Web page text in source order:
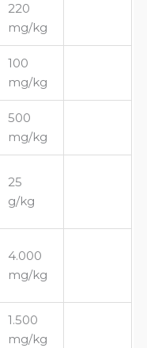
220
mg/kg
100
mg/kg
500
mg/kg
25
g/kg
4.000
mg/kg
1.500
mg/kg